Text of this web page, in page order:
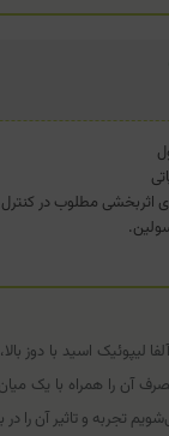
اثربخشی مطلوب در
لیپوئیک اسید با
را همراه با یک
تجربه و تاثیر آن را